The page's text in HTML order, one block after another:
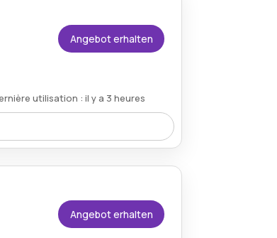
Angebot erhalten
utilisation : il y a 3 heures
jetzt mit 33% Rabatt angeboten
Angebot erhalten